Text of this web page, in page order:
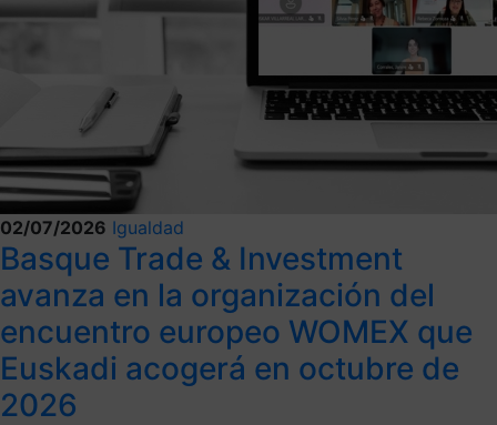
02/07/2026 Igualdad
Basque Trade & Investment
avanza en la organización del
encuentro europeo WOMEX que
Euskadi acogerá en octubre de
2026